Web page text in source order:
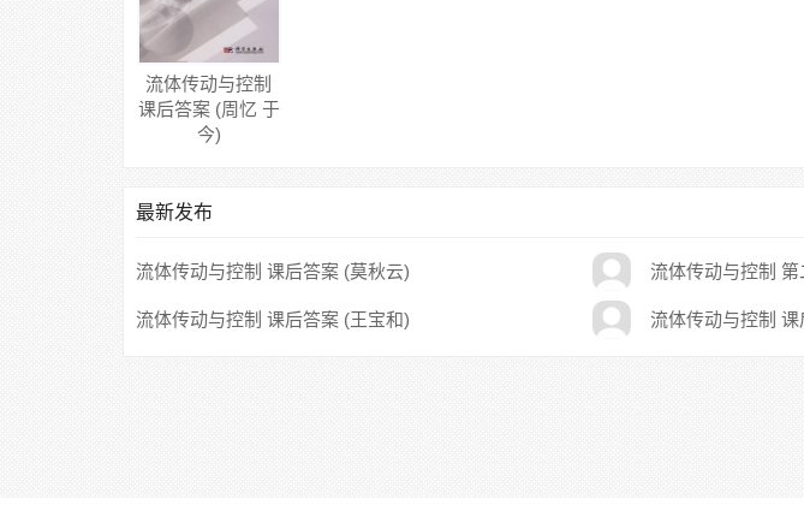
流体传动与控制
课后答案 (周忆 于
今)
最新发布
流体传动与控制 课后答案 (莫秋云) 流体传动与控制
流体传动与控制 课后答案 (王宝和) 流体传动与控制